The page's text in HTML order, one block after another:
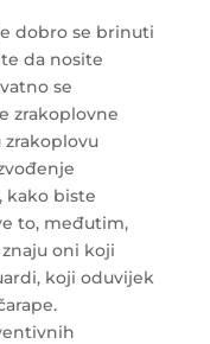
dobro se brinuti
da nosite
se
zrakoplovne
kako biste
to, međutim,
oni koji
koji oduvijek